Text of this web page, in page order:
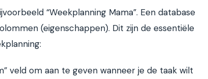
“Weekplanning Mama”. Een database
(eigenschappen). Dit zijn de essentiële
veld om aan te geven wanneer je de taak wilt